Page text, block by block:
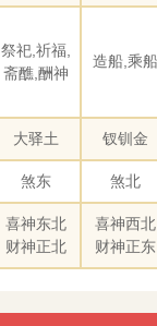
祭祀,祈福,
斋醮,酬神
造船,乘船
大驿土 钗钏金
煞东 煞北
喜神东北
财神正北
喜神西北
财神正东